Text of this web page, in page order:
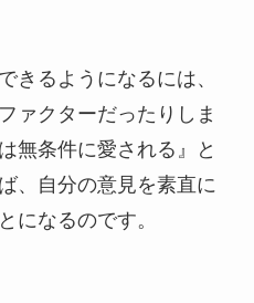
きるようになるには、
ァクターだったりしま
無条件に愛される』と
、自分の意見を素直に
になるのです。